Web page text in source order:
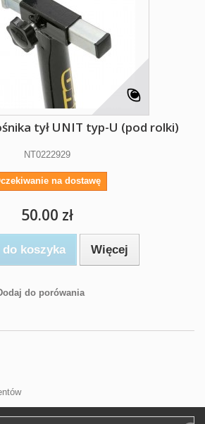
tył UNIT typ-U (pod rolki)
NT0222929
na dostawę
50.00 zł
do koszyka Więcej
do porówania